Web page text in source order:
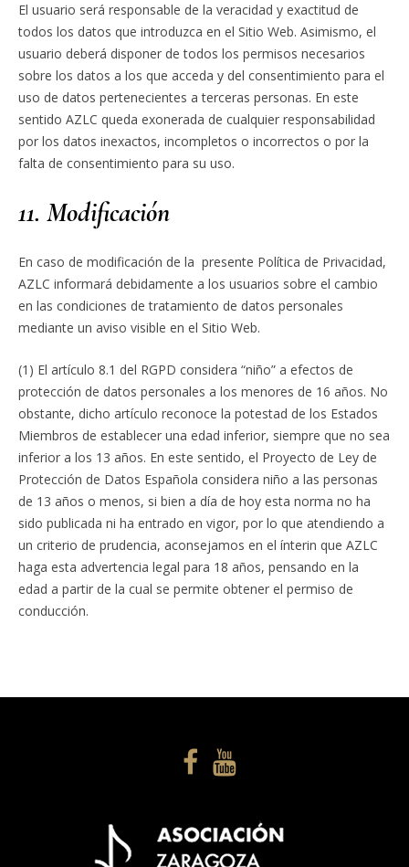
El usuario será responsable de la veracidad y exactitud de
todos los datos que introduzca en el Sitio Web. Asimismo, el
usuario deberá disponer de todos los permisos necesarios
sobre los datos a los que acceda y del consentimiento para el
uso de datos pertenecientes a terceras personas. En este
sentido AZLC queda exonerada de cualquier responsabilidad
por los datos inexactos, incompletos o incorrectos o por la
falta de consentimiento para su uso.
11. Modificación
En caso de modificación de la presente Política de Privacidad,
AZLC informará debidamente a los usuarios sobre el cambio
en las condiciones de tratamiento de datos personales
mediante un aviso visible en el Sitio Web.
(1) El artículo 8.1 del RGPD considera “niño” a efectos de
protección de datos personales a los menores de 16 años. No
obstante, dicho artículo reconoce la potestad de los Estados
Miembros de establecer una edad inferior, siempre que no sea
inferior a los 13 años. En este sentido, el Proyecto de Ley de
Protección de Datos Española considera niño a las personas
de 13 años o menos, si bien a día de hoy esta norma no ha
sido publicada ni ha entrado en vigor, por lo que atendiendo a
un criterio de prudencia, aconsejamos en el ínterin que AZLC
haga esta advertencia legal para 18 años, pensando en la
edad a partir de la cual se permite obtener el permiso de
conducción.